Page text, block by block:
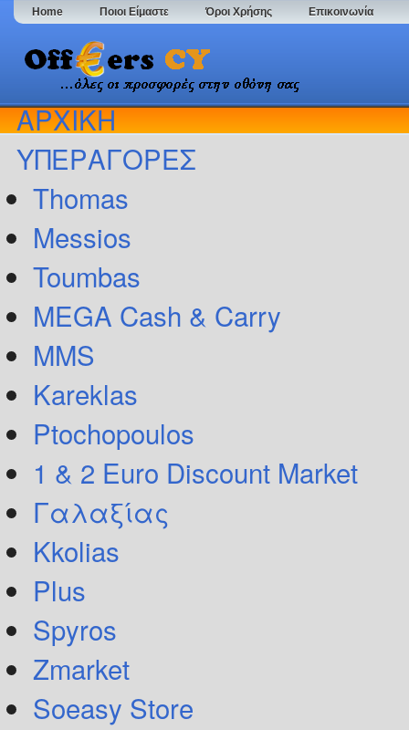
Home Ποιοι Είμαστε Όροι Χρήσης Επικοινωνία
ΑΡΧΙΚΗ
ΥΠΕΡΑΓΟΡΕΣ
Thomas
Messios
Toumbas
MEGA Cash & Carry
MMS
Kareklas
Ptochopoulos
1 & 2 Euro Discount Market
Γαλαξίας
Kkolias
Plus
Spyros
Zmarket
Soeasy Store